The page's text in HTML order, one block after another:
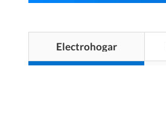
Electrohogar